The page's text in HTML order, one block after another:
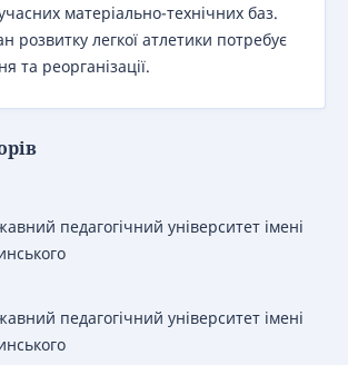
матеріально-технічних баз.
розвитку легкої атлетики потребує
та реорганізації.
педагогічний університет імені
педагогічний університет імені